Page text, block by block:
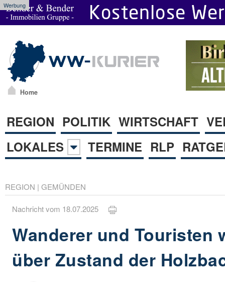
Werbung
Home
REGION POLITIK WIRTSCHAFT
LOKALES
TERMINE RLP
REGION | GEMÜNDEN
Nachricht vom 18.07.2025
Wanderer und Touristen
über Zustand der